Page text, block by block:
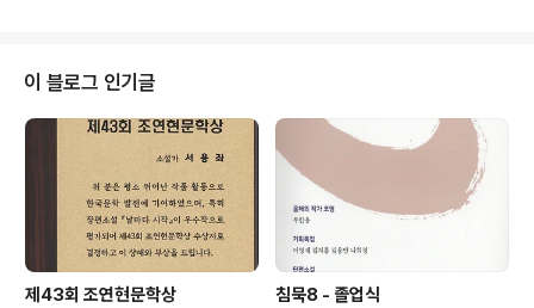
스러움을 강조하고 한국어처럼 들리기를 고집하면, 시를 일종의 엔터테인먼트
이 블로그 인기글
제43회 조연현문학상 침묵8 - 졸업식